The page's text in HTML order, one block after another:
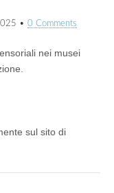
• 0 Comments
nei musei
sul sito di